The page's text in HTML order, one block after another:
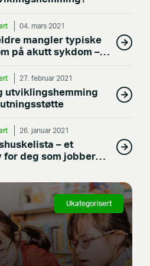
04. mars 2021
mangler typiske
på akutt sykdom –
bedre verktøy og mer
for å fange opp
27. februar 2021
utviklingshemming
26. januar 2021
– et
for deg som jobber
Ukategorisert